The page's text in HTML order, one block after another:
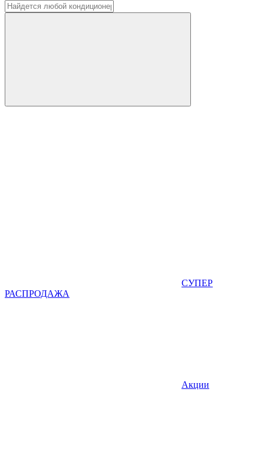
СУПЕР
РАСПРОДАЖА
Акции